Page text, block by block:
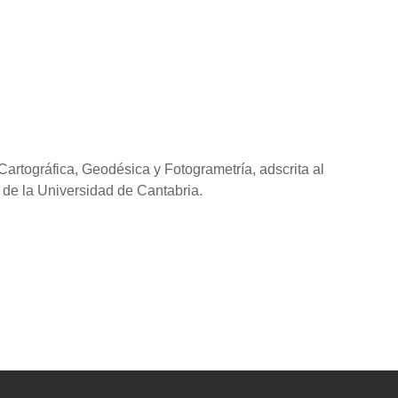
Geodésica y Fotogrametría, adscrita al
la Universidad de Cantabria.